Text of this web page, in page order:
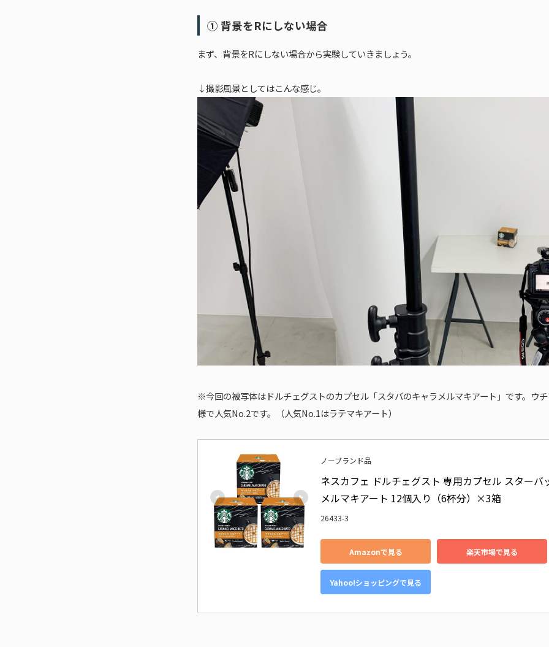
① 背景をRにしない場合
まず、背景をRにしない場合から実験していきましょう。
↓撮影風景としてはこんな感じ。
※今回の被写体はドルチェグストのカプセル「スタバのキャラメルマキアート」です。ウ
様で人気No.2です。（人気No.1はラテマキアート）
ノーブランド品
ネスカフェ ドルチェグスト 専用カプセル スターバ
メルマキアート 12個入り（6杯分）×3箱
26433-3
Amazonで見る 楽天市場で見る
Yahoo!ショッピングで見る